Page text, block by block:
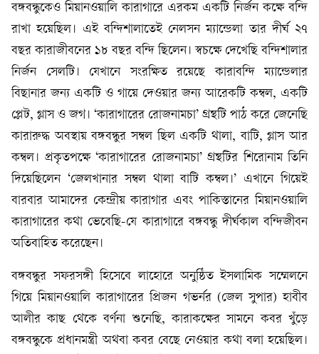
বঙ্গবন্ধুকেও মিয়ানওয়ালি কারাগারে এরকম একটি নির্জন কক্ষে বন্দি
রাখা হয়েছিল। এই বন্দিশালাতেই নেলসন ম্যান্ডেলা তার দীর্ঘ ২৭
বছর কারাজীবনের ১৮ বছর বন্দি ছিলেন। স্বচক্ষে দেখেছি বন্দিশালার
নির্জন সেলটি। যেখানে সংরক্ষিত রয়েছে কারাবন্দি ম্যান্ডেলার
বিছানার জন্য একটি ও গায়ে দেওয়ার জন্য আরেকটি কম্বল, একটি
প্লেট, গ্লাস ও জগ। ‘কারাগারের রোজনামচা’ গ্রন্থটি পাঠ করে জেনেছি
কারারুদ্ধ অবস্থায় বঙ্গবন্ধুর সম্বল ছিল একটি থালা, বাটি, গ্লাস আর
কম্বল। প্রকৃতপক্ষে ‘কারাগারের রোজনামচা’ গ্রন্থটির শিরোনাম তিনি
দিয়েছিলেন ‘জেলখানার সম্বল থালা বাটি কম্বল।’ এখানে গিয়েই
বারবার আমাদের কেন্দ্রীয় কারাগার এবং পাকিস্তানের মিয়ানওয়ালি
কারাগারের কথা ভেবেছি-যে কারাগারে বঙ্গবন্ধু দীর্ঘকাল বন্দিজীবন
অতিবাহিত করেছেন।
বঙ্গবন্ধুর সফরসঙ্গী হিসেবে লাহোরে অনুষ্ঠিত ইসলামিক সম্মেলনে
গিয়ে মিয়ানওয়ালি কারাগারের প্রিজন গভর্নর (জেল সুপার) হাবীব
আলীর কাছ থেকে বর্ণনা শুনেছি, কারাকক্ষের সামনে কবর খুঁড়ে
বঙ্গবন্ধুকে প্রধানমন্ত্রী অথবা কবর বেছে নেওয়ার কথা বলা হয়েছিল।